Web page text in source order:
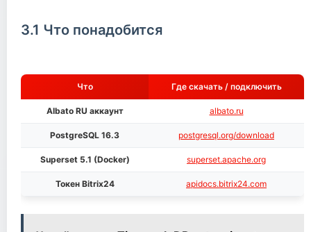
3.1 Что понадобится
Что Где скачать / подключить
Albato RU аккаунт albato.ru
PostgreSQL 16.3 postgresql.org/download
Superset 5.1 (Docker) superset.apache.org
Токен Bitrix24 apidocs.bitrix24.com